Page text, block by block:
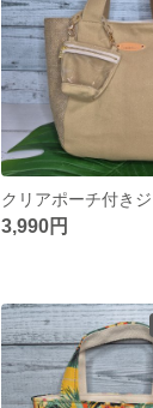
3,990円